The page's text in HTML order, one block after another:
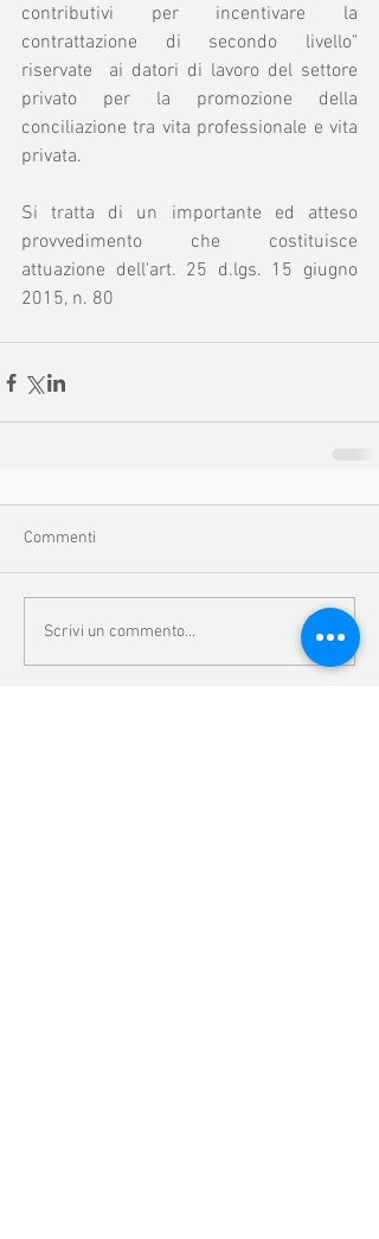
contributivi per incentivare la
contrattazione di secondo livello"
riservate  ai datori di lavoro del settore
privato per la promozione della
conciliazione tra vita professionale e vita
privata.
Si tratta di un importante ed atteso
provvedimento che costituisce
attuazione dell'art. 25 d.lgs. 15 giugno
2015, n. 80
Commenti
Scrivi un commento...